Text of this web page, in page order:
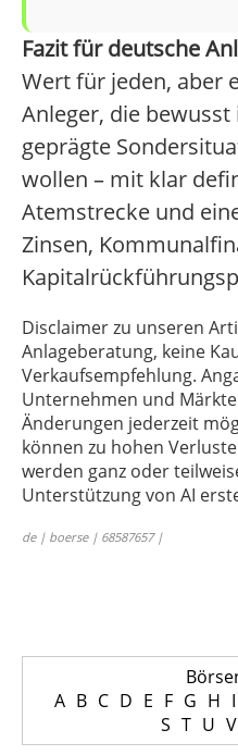
Fazit für deutsche
Wert für jeden, aber
Anleger, die
geprägte
wollen – mit klar
Atemstrecke und
Zinsen,
Disclaimer zu unseren
Anlageberatung, keine
Verkaufsempfehlung.
Unternehmen und
Änderungen jederzeit
können zu hohen
werden ganz oder
Unterstützung von AI
de | boerse | 68587657 |
A B C D E F G H I
S T U V